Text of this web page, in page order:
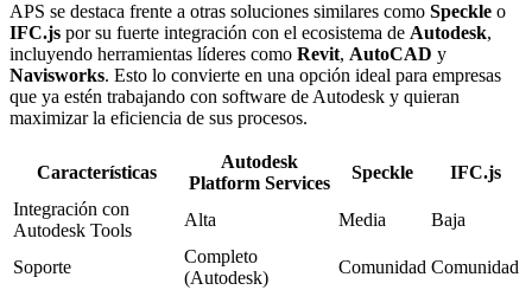
APS se destaca frente a otras soluciones similares como Speckle o
IFC.js por su fuerte integración con el ecosistema de Autodesk,
incluyendo herramientas líderes como Revit, AutoCAD y
Navisworks. Esto lo convierte en una opción ideal para empresas
que ya estén trabajando con software de Autodesk y quieran
maximizar la eficiencia de sus procesos.
Características
Autodesk
Platform Services
Speckle
IFC.js
Integración con
Autodesk Tools
Alta Media Baja
Soporte
Completo
(Autodesk)
Comunidad Comunidad